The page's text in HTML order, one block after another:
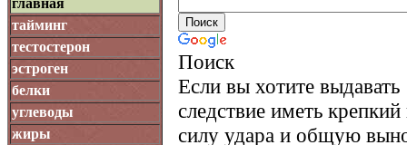
главная
тайминг
тестостерон
эстроген
белки
углеводы
жиры
Поиск
Если вы хотите
следствие иметь
силу удара и общую